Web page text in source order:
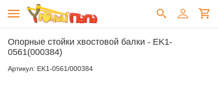
Опорные стойки хвостовой балки - EK1-
0561(000384)
Артикул: EK1-0561/000384